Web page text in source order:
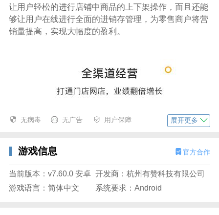
让用户轻松的进行店铺中商品的上下架操作，而且还能
够让用户在线进行全面的进销存管理，为零售商户将营
销量提高，实现大幅度的盈利。
无病毒 无广告 用户保障 展开更多
游戏信息 官方合作
当前版本：v7.60.0 安卓 开发商：杭州有赞科技有限公司
游戏语言：简体中文
系统要求：Android